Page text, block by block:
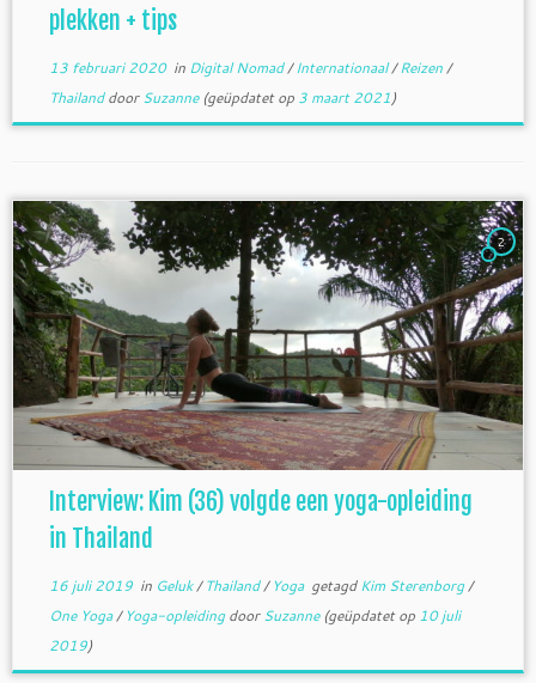
plekken + tips
13 februari 2020in Digital Nomad/Internationaal/Reizen/
ThailanddoorSuzanne(geüpdatet op 3 maart 2021)
2
Interview: Kim (36) volgde een yoga-opleiding
in Thailand
16 juli 2019in Geluk/Thailand/ Yoga getagdKim Sterenborg/
One Yoga/ Yoga-opleidingdoorSuzanne(geüpdatet op 10 juli
2019)